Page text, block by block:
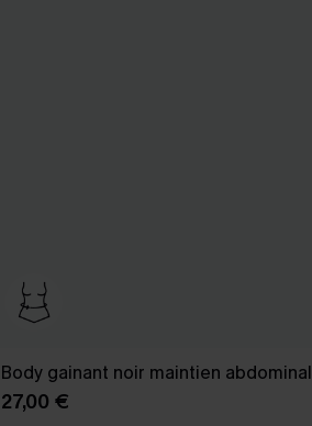
Body gainant noir maintien abdominal
27,00 €